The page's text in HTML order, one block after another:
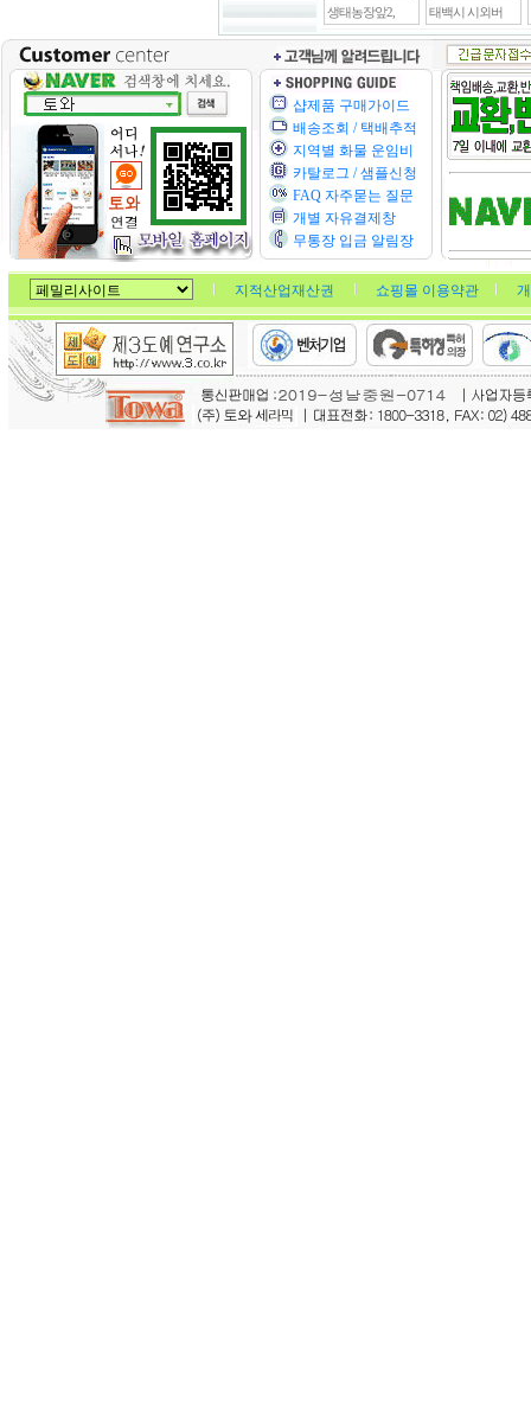
생태농장앞2, 태백시 시외버
샵제품 구매가이드
배송조회 / 택배추적
지역별 화물 운임비
카탈로그 / 샘플신청
FAQ 자주묻는 질문
개별 자유결제창
무통장 입금 알림장
지적산업재산권 쇼핑몰 이용약관